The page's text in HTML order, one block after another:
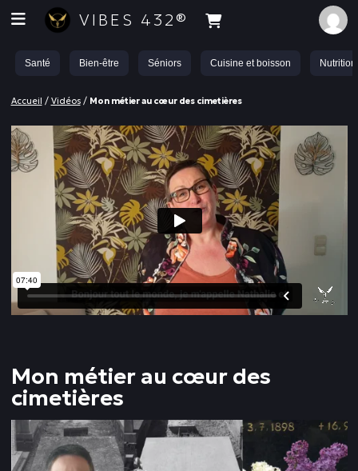
VIBES 432®
Santé Bien-être Séniors Cuisine et boisson Nutrition
Accueil / Vidéos/ Mon métier au cœur des cimetières
Mon métier au cœur des
cimetières